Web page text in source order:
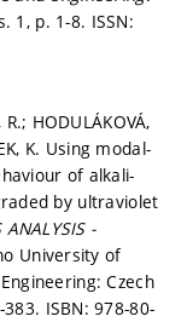
1, p. 1-8. ISSN:
R.; HODULÁKOVÁ,
K. Using modal-
of alkali-
by ultraviolet
ANALYSIS -
University of
Czech
383. ISBN: 978-80-